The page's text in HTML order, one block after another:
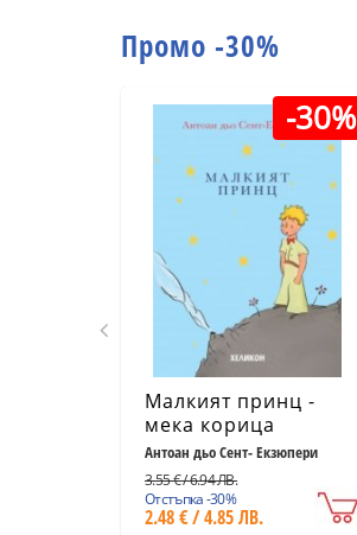
Промо -30%
-30%
Малкият принц -
мека корица
светлосиня
Антоан дьо Сент- Екзюпери
3.55 € / 6.94 ЛВ.
Отстъпка -30%
2.48 € / 4.85 ЛВ.